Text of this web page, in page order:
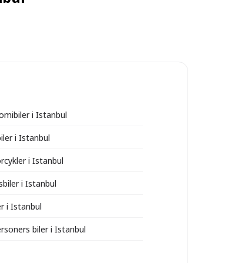
i Istanbul
i Istanbul
i Istanbul
i Istanbul
i Istanbul
biler i Istanbul